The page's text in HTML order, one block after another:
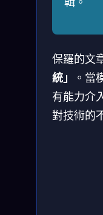
保羅的文
統」
。當
有能力介
對技術的